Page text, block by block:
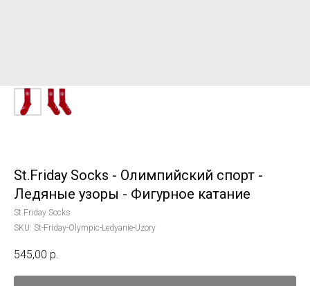
St.Friday Socks - Олимпийский спорт -
Ледяные узоры - Фигурное катание
St.Friday Socks
SKU: St-Friday-Olympic-Ledyanie-Uzory
545,00 р.